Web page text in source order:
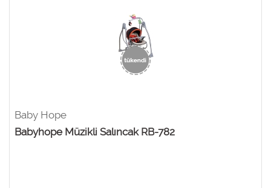
Baby Hope
Babyhope Müzikli Salıncak RB-782